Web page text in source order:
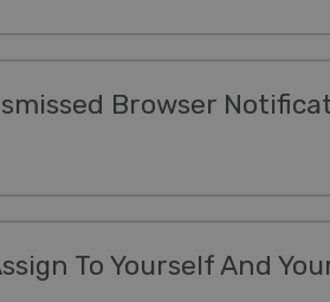
Browser
To Yourself And